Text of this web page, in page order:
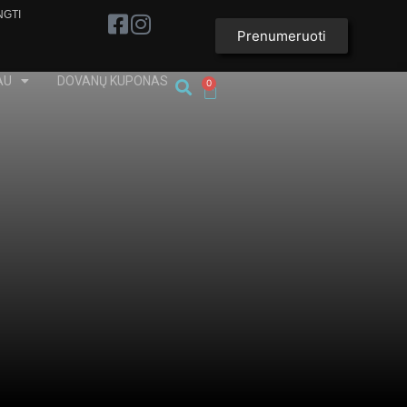
Prenumeruoti
DOVANŲ KUPONAS 0